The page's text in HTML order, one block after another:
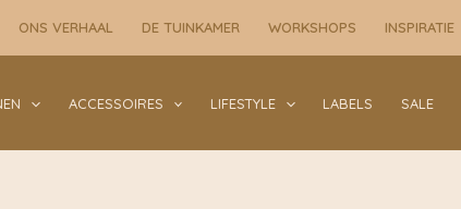
ONS VERHAAL DE TUINKAMER WORKSHOPS INSPIRATIE
ACCESSOIRES LIFESTYLE LABELS SALE